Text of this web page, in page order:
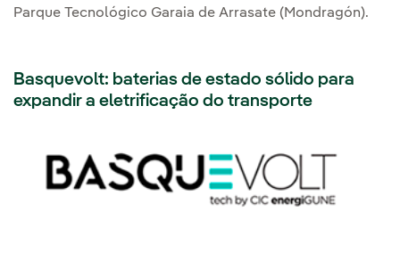
Parque Tecnológico Garaia de Arrasate (Mondragón).
Basquevolt: baterias de estado sólido para
expandir a eletrificação do transporte